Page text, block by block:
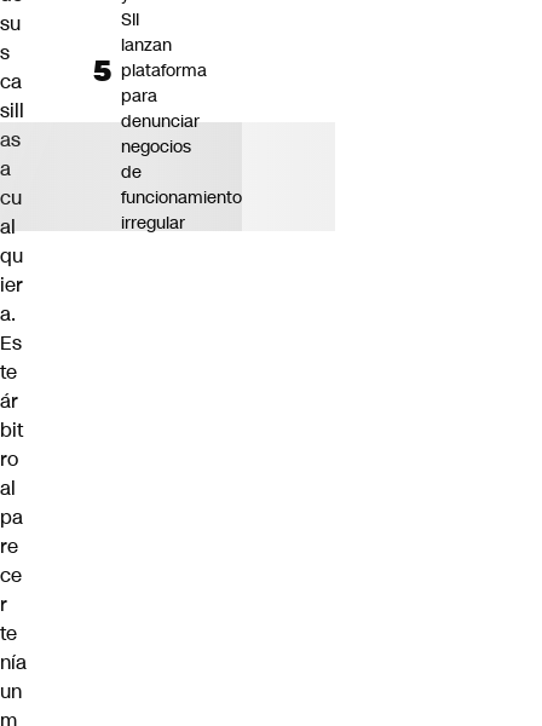
su
s
ca
sill
as
a
cu
al
qu
ier
a.
Es
te
ár
bit
ro
al
pa
re
ce
r
te
nía
un
m
SII
lanzan
plataforma
para
denunciar
negocios
de
funcionamiento
irregular